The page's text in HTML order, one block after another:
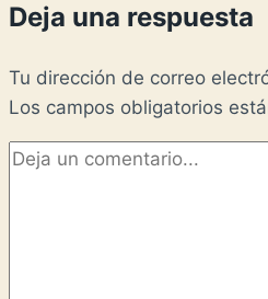
Deja una respuesta
Tu dirección de correo
Los campos obligatorios